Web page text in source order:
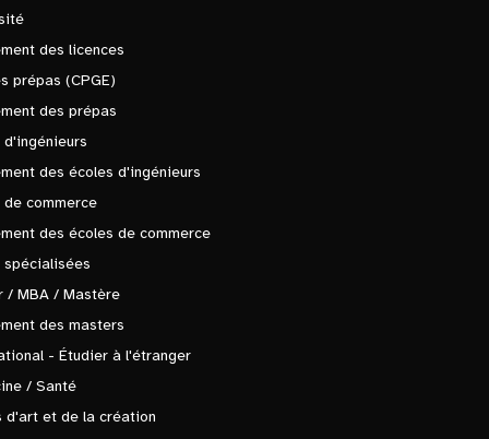
des licences
prépas (CPGE)
des prépas
d'ingénieurs
des écoles d'ingénieurs
de commerce
des écoles de commerce
spécialisées
/ MBA / Mastère
des masters
- Étudier à l'étranger
/ Santé
d'art et de la création